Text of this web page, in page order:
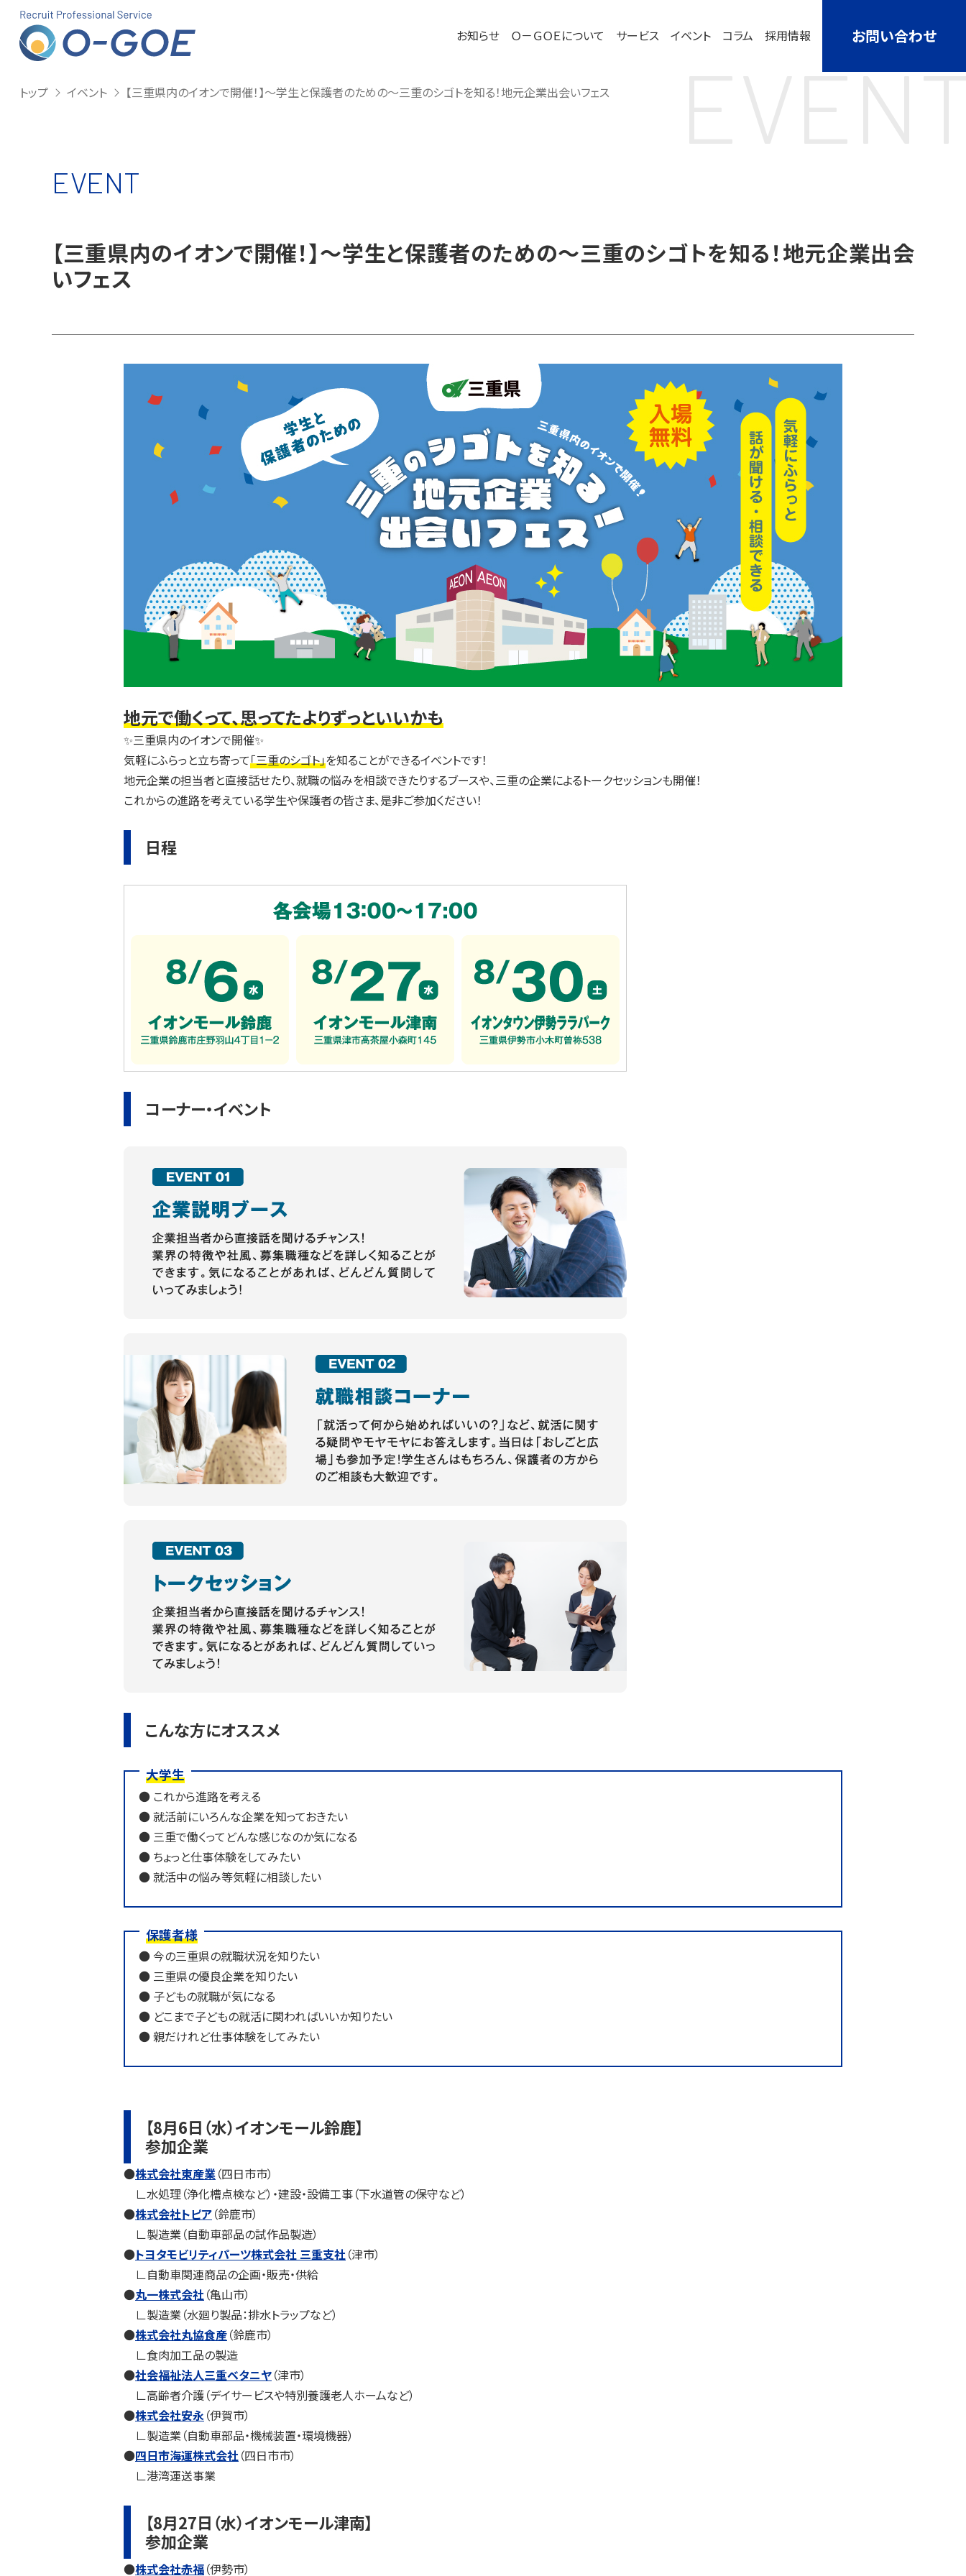
株式会社Ｏ－ＧＯＥ お知らせ Ｏ－ＧＯＥについて サービス イベント コラム 採用情報 お問い合わせ
トップ イベント 【三重県内のイオンで開催！】～学生と保護者のための～三重のシゴトを知る！地元企業出会いフェス
EVENT
【三重県内のイオンで開催！】～学生と保護者のための～三重のシゴトを知る！地元企業出会
いフェス
地元で働くって、思ってたよりずっといいかも
✨三重県内のイオンで開催✨
気軽にふらっと立ち寄って「三重のシゴト」を知ることができるイベントです！
地元企業の担当者と直接話せたり、就職の悩みを相談できたりするブースや、三重の企業によるトークセッションも開催！
これからの進路を考えている学生や保護者の皆さま、是非ご参加ください！
日程
コーナー・イベント
こんな方にオススメ
大学生
● これから進路を考える
● 就活前にいろんな企業を知っておきたい
● 三重で働くってどんな感じなのか気になる
● ちょっと仕事体験をしてみたい
● 就活中の悩み等気軽に相談したい
保護者様
● 今の三重県の就職状況を知りたい
● 三重県の優良企業を知りたい
● 子どもの就職が気になる
● どこまで子どもの就活に関わればいいか知りたい
● 親だけれど仕事体験をしてみたい
【8月6日（水）イオンモール鈴鹿】
参加企業
●株式会社東産業（四日市市）
∟水処理（浄化槽点検など）・建設・設備工事（下水道管の保守など）
●株式会社トピア（鈴鹿市）
∟製造業（自動車部品の試作品製造）
●トヨタモビリティパーツ株式会社 三重支社（津市）
∟自動車関連商品の企画・販売・供給
●丸一株式会社（亀山市）
∟製造業（水廻り製品：排水トラップなど）
●株式会社丸協食産（鈴鹿市）
∟食肉加工品の製造
●社会福祉法人三重ベタニヤ（津市）
∟高齢者介護（デイサービスや特別養護老人ホームなど）
●株式会社安永（伊賀市）
∟製造業（自動車部品・機械装置・環境機器）
●四日市海運株式会社（四日市市）
∟港湾運送事業
【8月27日（水）イオンモール津南】
参加企業
●株式会社赤福（伊勢市）